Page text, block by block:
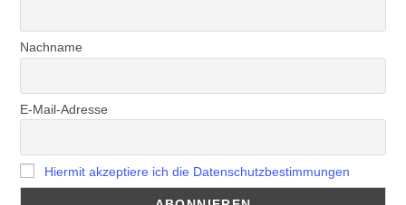
Nachname
E-Mail-Adresse
Hiermit akzeptiere ich die Datenschutzbestimmungen